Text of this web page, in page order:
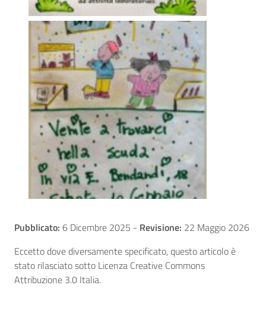
Pubblicato: 6 Dicembre 2025 - Revisione: 22 Maggio 2026
Eccetto dove diversamente specificato, questo articolo è
stato rilasciato sotto Licenza Creative Commons
Attribuzione 3.0 Italia.